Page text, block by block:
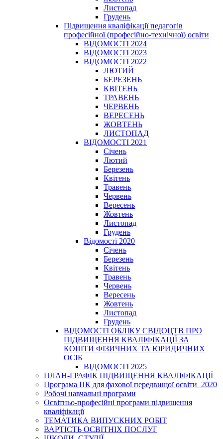
Листопад
Грудень
Підвищення кваліфікації педагогів
професійної (професійно-технічної) освіти
ВІДОМОСТІ 2024
ВІДОМОСТІ 2023
ВІДОМОСТІ 2022
ЛЮТИЙ
БЕРЕЗЕНЬ
КВІТЕНЬ
ТРАВЕНЬ
ЧЕРВЕНЬ
ВЕРЕСЕНЬ
ЖОВТЕНЬ
ЛИСТОПАД
ВІДОМОСТІ 2021
Січень
Лютий
Березень
Квітень
Травень
Червень
Вересень
Жовтень
Листопад
Грудень
Відомості 2020
Січень
Березень
Квітень
Травень
Червень
Вересень
Жовтень
Листопад
Грудень
ВІДОМОСТІ ОБЛІКУ СВІДОЦТВ ПРО
ПІДВИЩЕННЯ КВАЛІФІКАЦІЇ ЗА
КОШТИ ФІЗИЧНИХ ТА ЮРИДИЧНИХ
ОСІБ
ВІДОМОСТІ 2025
ПЛАН-ГРАФІК ПІДВИЩЕННЯ КВАЛІФІКАЦІЇ
Програма ПК для фахової передвищої освіти_2020
Робочі навчальні програми
Освітньо-професійні програми підвищення
кваліфікації
ТЕМАТИКА ВИПУСКНИХ РОБІТ
ВАРТІСТЬ ОСВІТНІХ ПОСЛУГ